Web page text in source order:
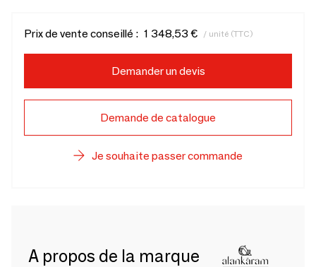
Prix de vente conseillé : 1 348,53 € / unité (TTC)
Demander un devis
Demande de catalogue
Je souhaite passer commande
A propos de la marque